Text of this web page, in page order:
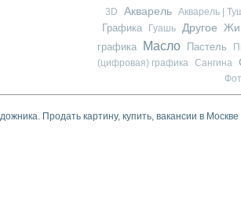
3D Акварель Акварель |
Графика Гуашь Другое
графика
Масло Пастель
(цифровая) графика
Сангина
Продать картину, купить, вакансии в Москве